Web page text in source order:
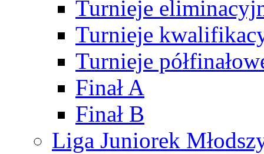
Turnieje
Turnieje
Turnieje
Finał A
Finał B
Liga Juniorek